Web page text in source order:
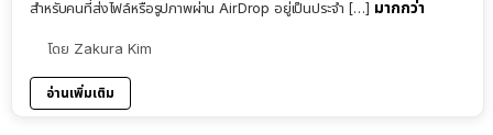
สำหรับคนที่ส่งไฟล์หรือรูปภาพผ่าน AirDrop อยู่เป็นประจำ […] มากกว่า
โดย Zakura Kim
อ่านเพิ่มเติม